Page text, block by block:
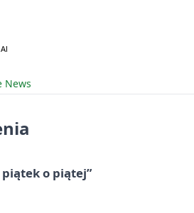
News
piątek o piątej”